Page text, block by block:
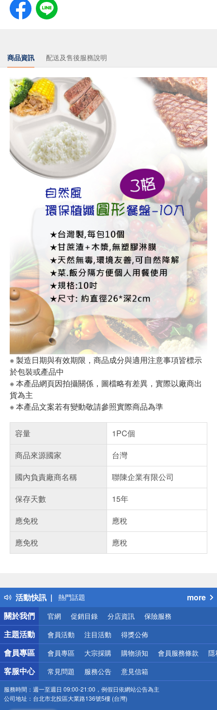
商品資訊 配送及售後服務說明
※ 製造日期與有效期限，商品成分與適用注意事項皆標示
於包裝或產品中
※ 本產品網頁因拍攝關係，圖檔略有差異，實際以廠商出
貨為主
※ 本產品文案若有變動敬請參照實際商品為準
容量
1PC個
商品來源國家
台灣
國內負責廠商名稱
聯陳企業有限公司
保存天數
15年
應免稅
應稅
應免稅
應稅
活動快訊
得獎公告
熱門話題
銀行優惠
偏遠地區配送
詐騙網頁！請小心！
more
關於我們
官網 促銷目錄 分店資訊 保險服務
主題活動 會員活動 注目活動 得獎公佈
會員專區 會員專區 大宗採購 購物須知 會員服務條款 隱
客服中心 常見問題 服務公告 意見信箱
服務時間： 週一至週日 09:00-21:00，例假日依網站公告為主
公司地址： 台北市北投區大業路136號5樓 (台灣)